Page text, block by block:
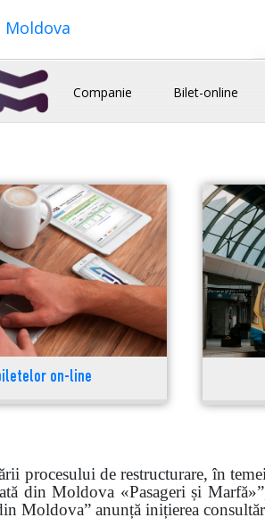
Moldova
Companie Bilet-online
on-line
procesului de restructurare, în
din Moldova «Pasageri și
Moldova” anunță inițierea